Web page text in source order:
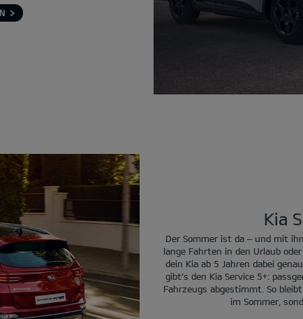
Kia
Der Sommer ist da – und mit
lange Fahrten in den Urlaub
dein Kia ab 5 Jahren dabei
gibt’s den Kia Service 5+:
Fahrzeugs abgestimmt. So
im Sommer,